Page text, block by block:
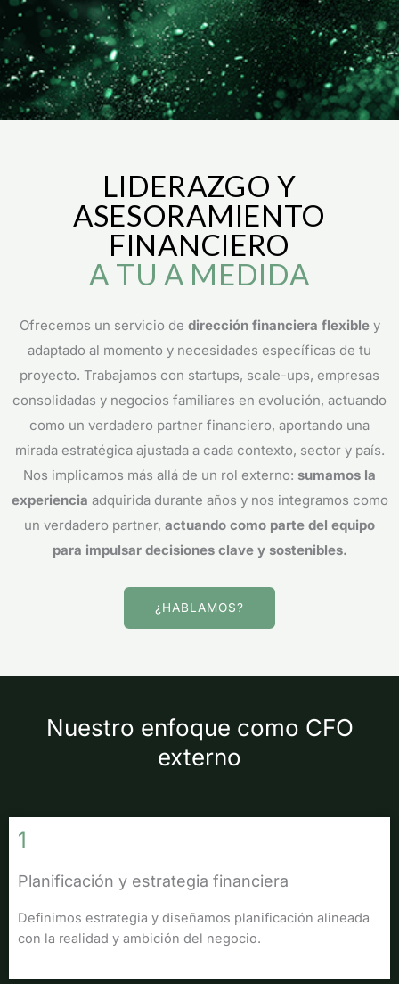
LIDERAZGO Y
ASESORAMIENTO
FINANCIERO
A TU A MEDIDA
Ofrecemos un servicio de dirección financiera flexibley
adaptado al momento y necesidades específicas de tu
proyecto. Trabajamos con startups, scale-ups, empresas
consolidadas y negocios familiares en evolución, actuando
como un verdadero partner financiero, aportando una
mirada estratégica ajustada a cada contexto, sector y país.
Nos implicamos más allá de un rol externo: sumamos la
experiencia adquirida durante años y nos integramos como
un verdadero partner, actuando como parte del equipo
para impulsar decisiones clave y sostenibles.
¿HABLAMOS?
Nuestro enfoque como CFO
externo
1
Planificación y estrategia financiera
Definimos estrategia y diseñamos planificación alineada
con la realidad y ambición del negocio.